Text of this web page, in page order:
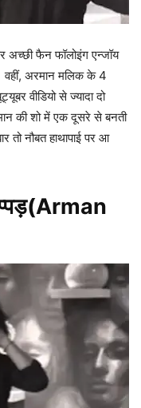
अच्छी फैन फॉलोइंग एन्जॉय
वहीं, अरमान मलिक के 4
वीडियो से ज्यादा दो
की शो में एक दूसरे से बनती
नौबत हाथापाई पर आ